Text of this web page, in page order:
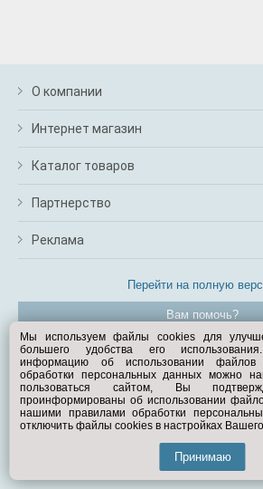
О компании
Интернет магазин
Каталог товаров
Партнерство
Реклама
Перейти на полную
Вам помочь?
© Exist.ru 1998—2026
Мы используем файлы cookies для
большего удобства его
информацию об использовании
обработки персональных данных можно
пользоваться сайтом, Вы
проинформированы об использовании
нашими правилами обработки
отключить файлы cookies в настройках
Принимаю